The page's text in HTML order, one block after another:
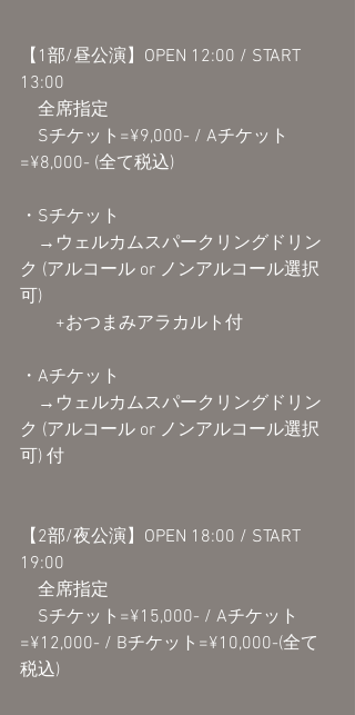
【1部/昼公演】OPEN 12:00 / START
13:00
全席指定
Sチケット=¥9,000- / Aチケット
=¥8,000- (全て税込)
・Sチケット
→ウェルカムスパークリングドリン
ク (アルコール or ノンアルコール選択
可)
+おつまみアラカルト付
・Aチケット
→ウェルカムスパークリングドリン
ク (アルコール or ノンアルコール選択
可) 付
【2部/夜公演】OPEN 18:00 / START
19:00
全席指定
Sチケット=¥15,000- / Aチケット
=¥12,000- / Bチケット=¥10,000-(全て
税込)